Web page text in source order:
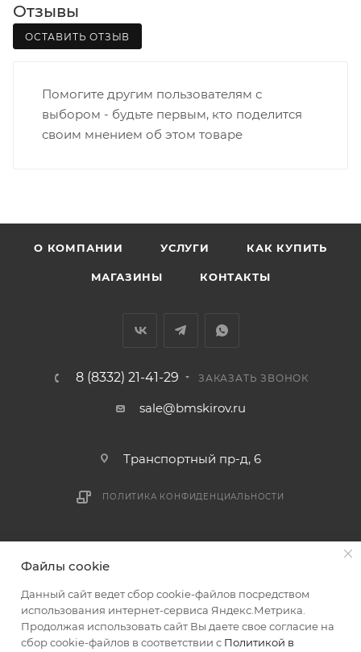
Границы доставки в черте города на выезд
(перекрестки улиц):
• Московская - Ульяновская
• Производственная - Потребкооперации
• Профсоюзная - Заводская
раньше связаться с менеджером, либо с отделом
ВАЖНО: Покупатель обязан обеспечить наличие
отказаться от доставки. Стоимость повторной
Доставка заказов по России не осуществляется.
Отзывы
ОСТАВИТЬ ОТЗЫВ
Помогите другим пользователям с
выбором - будьте первым, кто поделится
своим мнением об этом товаре
О КОМПАНИИ УСЛУГИ КАК КУПИТЬ
МАГАЗИНЫ КОНТАКТЫ
8 (8332) 21-41-29 ЗАКАЗАТЬ ЗВОНОК
sale@bmskirov.ru
Транспортный пр-д, 6
ПОЛИТИКА КОНФИДЕНЦИАЛЬНОСТИ
Файлы cookie
Данный сайт ведет сбор cookie-файлов посредством
использования интернет-сервиса Яндекс.Метрика.
Продолжая использовать сайт Вы даете свое согласие на
сбор cookie-файлов в соответствии с Политикой в